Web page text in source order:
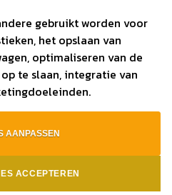
gebruikt worden voor
het opslaan van
optimaliseren van de
te slaan, integratie van
AANPASSEN
ACCEPTEREN